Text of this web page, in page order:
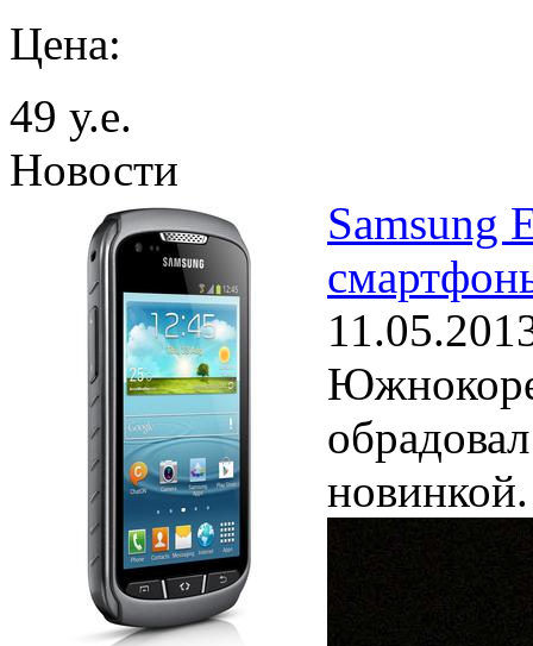
Цена:
49 у.е.
Новости
Samsung